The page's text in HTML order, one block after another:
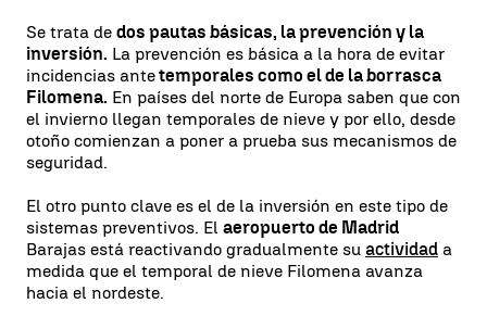
Se trata de dos pautas básicas, la prevención y la
inversión. La prevención es básica a la hora de evitar
incidencias antetemporales como el de la borrasca
Filomena. En países del norte de Europa saben que con
el invierno llegan temporales de nieve y por ello, desde
otoño comienzan a poner a prueba sus mecanismos de
seguridad.
El otro punto clave es el de la inversión en este tipo de
sistemas preventivos. El aeropuerto de Madrid
Barajas está reactivando gradualmente su actividad a
medida que el temporal de nieve Filomena avanza
hacia el nordeste.